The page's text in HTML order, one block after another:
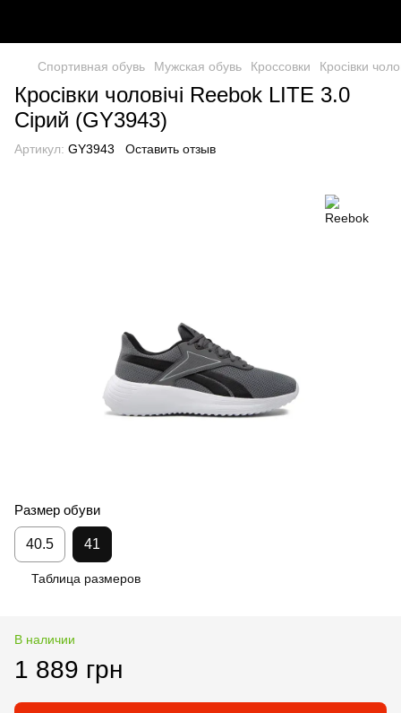
Спортивная обувь Мужская обувь Кроссовки Кросівки
Кросівки чоловічі Reebok LITE 3.0
Сірий (GY3943)
Артикул: GY3943 Оставить отзыв
Размер обуви
40.5 41
Таблица размеров
В наличии
1 889 грн